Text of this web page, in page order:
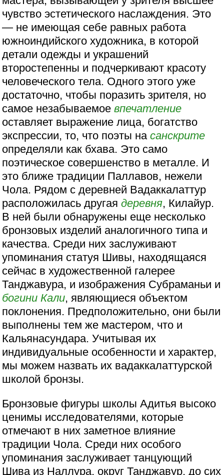
чувство эстетического наслаждения. Это
— не имеющая себе равных работа
южноиндийского художника, в которой
детали одежды и украшений
второстепенны и подчеркивают красоту
человеческого тела. Одного этого уже
достаточно, чтобы поразить зрителя, но
самое незабываемоевпечатление
оставляет выражение лица, богатство
экспрессии, то, что поэты насанскрите
определяли как бхава. Это само
поэтическое совершенство в металле. И
это ближе традиции Паллавов, нежели
Чола. Рядом с деревней Вадаккалаттур
расположилась другаядеревня, Килайур.
В ней были обнаружены еще несколько
бронзовых изделий аналогичного типа и
качества. Среди них заслуживают
упоминания статуя Шивы, находящаяся
сейчас в художественной галерее
Танджавура, и изображения Субраманьи и
богини Кали, являющиеся объектом
поклонения. Предположительно, они были
выполнены тем же мастером, что и
Кальянасундара. Учитывая их
индивидуальные особенности и характер,
мы можем назвать их вадаккалаттурской
школой бронзы.
Бронзовые фигуры школы Адитья высоко
ценимы исследователями, которые
отмечают в них заметное влияние
традиции Чола. Среди них особого
упоминания заслуживает танцующий
Шива из Наллура, округ Танджавур, до сих